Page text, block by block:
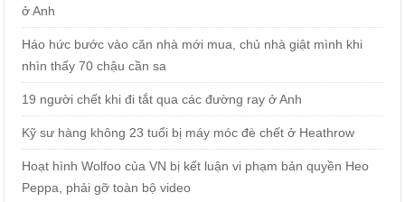
ở Anh
Háo hức bước vào căn nhà mới mua, chủ nhà giật mình khi
nhìn thấy 70 chậu cần sa
19 người chết khi đi tắt qua các đường ray ở Anh
Kỹ sư hàng không 23 tuổi bị máy móc đè chết ở Heathrow
Hoạt hình Wolfoo của VN bị kết luận vi phạm bản quyền Heo
Peppa, phải gỡ toàn bộ video